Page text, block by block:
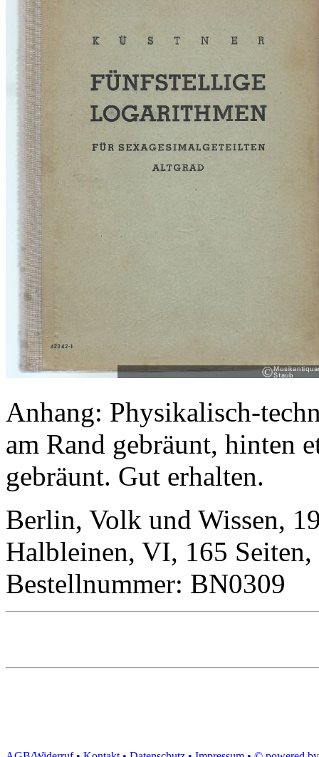
Anhang: Physikalisch-
am Rand gebräunt, hinten
gebräunt. Gut erhalten.
Berlin, Volk und Wissen,
Halbleinen, VI, 165 Seiten,
Bestellnummer: BN0309